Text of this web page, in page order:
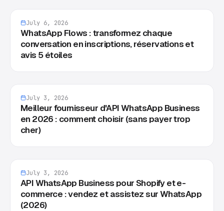
July 6, 2026
WhatsApp Flows : transformez chaque
conversation en inscriptions, réservations et
avis 5 étoiles
July 3, 2026
Meilleur fournisseur d'API WhatsApp Business
en 2026 : comment choisir (sans payer trop
cher)
July 3, 2026
API WhatsApp Business pour Shopify et e-
commerce : vendez et assistez sur WhatsApp
(2026)